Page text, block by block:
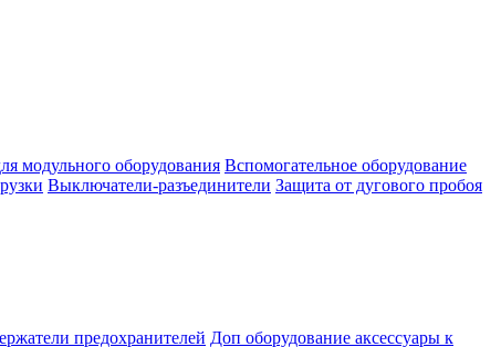
модульного оборудования Вспомогательное оборудование
Выключатели-разъединители Защита от дугового пробоя
предохранителей Доп оборудование аксессуары к